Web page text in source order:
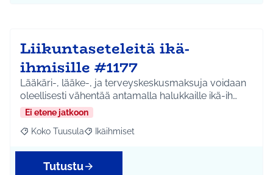
Liikuntaseteleitä ikä-
ihmisille #1177
Lääkäri-, lääke-, ja terveyskeskusmaksuja voidaan
oleellisesti vähentää antamalla halukkaille ikä-ih…
Ei etene jatkoon
Rajaa tulokset aihepiirin mukaan: Koko Tuusula
Koko Tuusula Rajaa tulokset teeman mukaan: Ikäihmiset
Ikäihmiset
Tutustu